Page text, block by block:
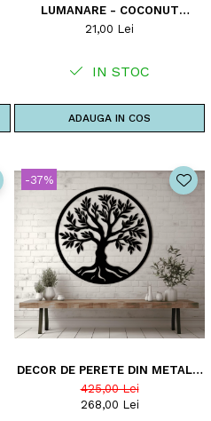
LUMANARE - COCONUT
SNOWFALL
21,00 Lei
IN STOC
ADAUGA IN COS
-37%
DECOR DE PERETE DIN METAL -
POMUL VIETII - MODEL D1
425,00 Lei
268,00 Lei